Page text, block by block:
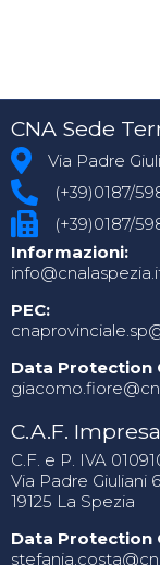
CNA Sede
Via Padre
(+39)0187/
(+39)0187/
Informazioni:
PEC:
Data Protection
C.A.F.
C.F. e P. IVA
Via Padre Giuliani 6
19125 La Spezia
Data Protection